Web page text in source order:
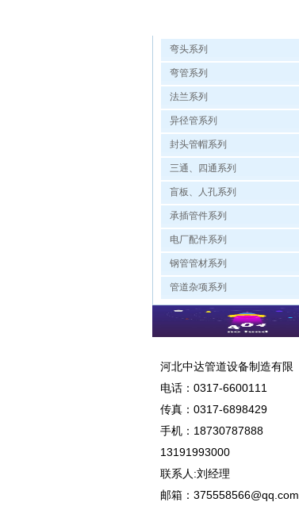
弯头系列
弯管系列
法兰系列
异径管系列
封头管帽系列
三通、四通系列
盲板、人孔系列
承插管件系列
电厂配件系列
钢管管材系列
管道杂项系列
河北中达管道设备制造有限
电话： 0317-6600111
传真：0317-6898429
手机： 18730787888
13191993000
联系人:刘经理
邮箱： 375558566@qq.com